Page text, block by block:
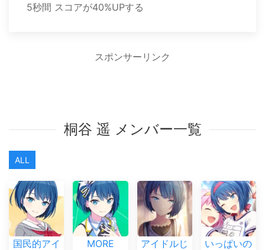
5秒間 スコアが40%UPする
スポンサーリンク
桐谷 遥 メンバー一覧
ALL
国民的アイ
MORE
アイドルじ
いっぱいの